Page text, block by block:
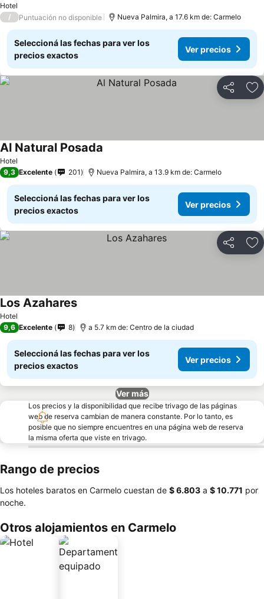
Hotel
/ Puntuación no disponible Nueva Palmira, a 17.6 km de: Carmelo
Seleccioná las fechas para ver los
precios exactos
Ver precios
Compartir
Hotel
Al Natural Posada
9,3 Excelente 201 Nueva Palmira, a 13.9 km de: Carmelo
Seleccioná las fechas para ver los
precios exactos
Ver precios
Compartir
Hotel
Los AzaharesVer precios
9,6 Excelente 8 a 5.7 km de: Centro de la ciudad
Seleccioná las fechas para ver los
precios exactos
Ver precios
Ver más
Los precios y la disponibilidad que recibe trivago de las páginas
web de reserva cambian de manera constante. Por lo tanto, es
posible que no siempre encuentres en una página web de reserva
la misma oferta que viste en trivago.
Rango de precios
Los hoteles baratos en Carmelo cuestan de ‎$ 6.803 a ‎$ 10.771 por
noche.
Otros alojamientos en Carmelo